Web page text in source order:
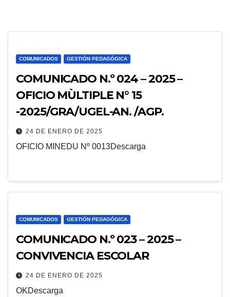
COMUNICADOS GESTIÓN PEDAGÓGICA
COMUNICADO N.º 024 – 2025 –
OFICIO MÙLTIPLE N° 15
-2025/GRA/UGEL-AN. /AGP.
24 DE ENERO DE 2025
OFICIO MINEDU Nº 0013Descarga
COMUNICADOS GESTIÓN PEDAGÓGICA
COMUNICADO N.º 023 – 2025 –
CONVIVENCIA ESCOLAR
24 DE ENERO DE 2025
OKDescarga